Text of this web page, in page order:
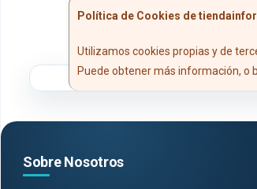
Política de Cookies de
Utilizamos cookies propias y de
Puede obtener más información, o
Sobre Nosotros